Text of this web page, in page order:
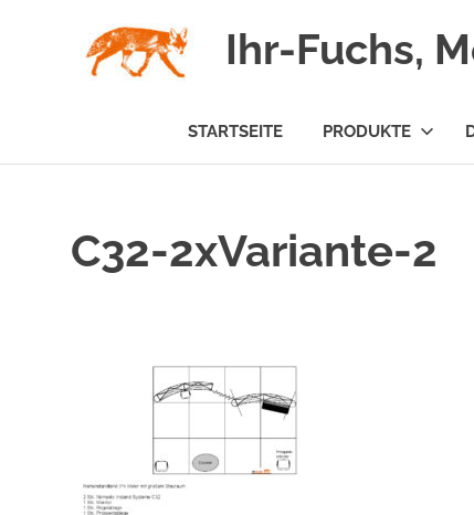
Ihr-Fuchs,
STARTSEITE PRODUKTE
C32-2xVariante-2